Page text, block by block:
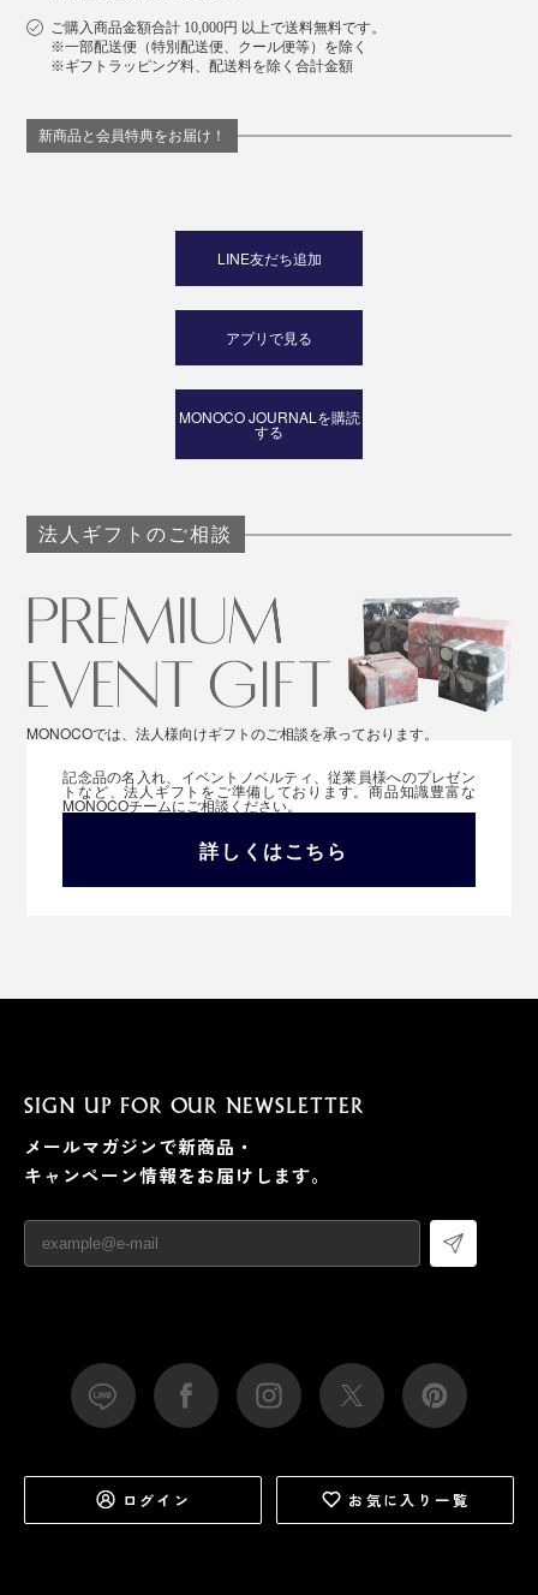
デスクマットになる『Orbitkey Laptop Sleeve』と、すばやくアイデアを書きつけ
られる『Orbitkey Compendium』
『Orbitkey Laptop Sleeve』で、仕事に新しい価値創造
を生み出しましょう。
ご購入商品金額合計 10,000円 以上で送料無料です。
※一部配送便（特別配送便、クール便等）を除く
※ギフトラッピング料、配送料を除く合計金額
新商品と会員特典をお届け！
LINE友だち追加
アプリで見る
MONOCO JOURNALを購読
する
法人ギフトのご相談
MONOCOでは、法人様向けギフトのご相談を承っております。
記念品の名入れ、イベントノベルティ、従業員様へのプレゼン
トなど、法人ギフトをご準備しております。商品知識豊富な
MONOCOチームにご相談ください。
詳しくはこちら
SIGN UP FOR OUR NEWSLETTER
メールマガジンで新商品・
キャンペーン情報をお届けします。
ログイン お気に入り一覧